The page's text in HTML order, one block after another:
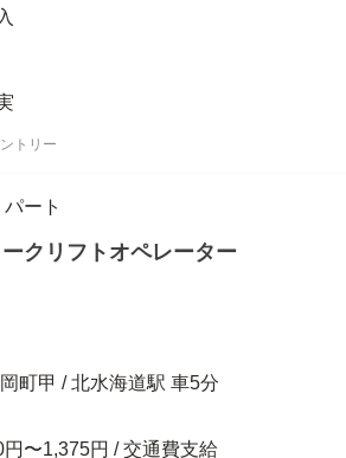
トリー
ート
クリフトオペレーター
町甲 / 北水海道駅 車5分
円〜1,375円 / 交通費支給